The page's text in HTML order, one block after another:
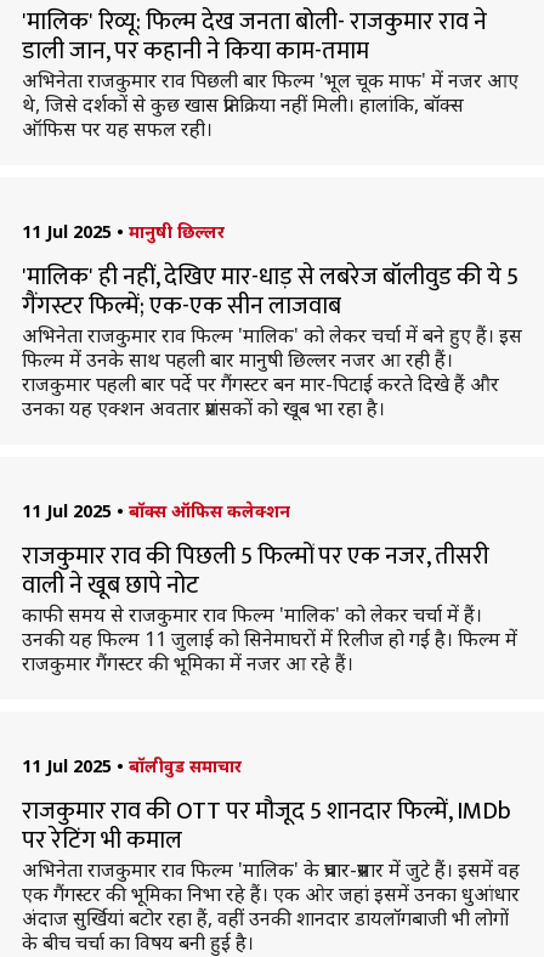
'मालिक' रिव्यू: फिल्म देख जनता बोली- राजकुमार राव ने
डाली जान, पर कहानी ने किया काम-तमाम
अभिनेता राजकुमार राव पिछली बार फिल्म 'भूल चूक माफ' में नजर आए
थे, जिसे दर्शकों से कुछ खास प्रतिक्रिया नहीं मिली। हालांकि, बॉक्स
ऑफिस पर यह सफल रही।
11 Jul 2025 • मानुषी छिल्लर
'मालिक' ही नहीं, देखिए मार-धाड़ से लबरेज बॉलीवुड की ये 5
गैंगस्टर फिल्में; एक-एक सीन लाजवाब
अभिनेता राजकुमार राव फिल्म 'मालिक' को लेकर चर्चा में बने हुए हैं। इस
फिल्म में उनके साथ पहली बार मानुषी छिल्लर नजर आ रही हैं।
राजकुमार पहली बार पर्दे पर गैंगस्टर बन मार-पिटाई करते दिखे हैं और
उनका यह एक्शन अवतार प्रशंसकों को खूब भा रहा है।
11 Jul 2025 • बॉक्स ऑफिस कलेक्शन
राजकुमार राव की पिछली 5 फिल्मों पर एक नजर, तीसरी
वाली ने खूब छापे नोट
काफी समय से राजकुमार राव फिल्म 'मालिक' को लेकर चर्चा में हैं।
उनकी यह फिल्म 11 जुलाई को सिनेमाघरों में रिलीज हो गई है। फिल्म में
राजकुमार गैंगस्टर की भूमिका में नजर आ रहे हैं।
11 Jul 2025 • बॉलीवुड समाचार
राजकुमार राव की OTT पर मौजूद 5 शानदार फिल्में, IMDb
पर रेटिंग भी कमाल
अभिनेता राजकुमार राव फिल्म 'मालिक' के प्रचार-प्रसार में जुटे हैं। इसमें वह
एक गैंगस्टर की भूमिका निभा रहे हैं। एक ओर जहां इसमें उनका धुआंधार
अंदाज सुर्खियां बटोर रहा हैं, वहीं उनकी शानदार डायलॉगबाजी भी लोगों
के बीच चर्चा का विषय बनी हुई है।